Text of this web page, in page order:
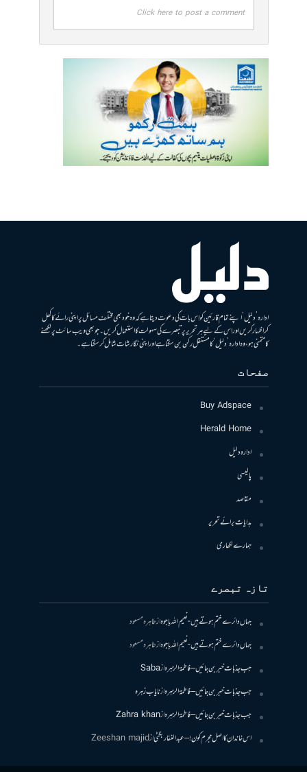
Click here to post a comment
ادارہ ’دلیل‘ اپنے تمام قارئین کو اس بات کی دعوت دیتا ہے کہ وہ خود بھی مختلف مسائل پر اپنی رائے کا کھل
کر اظہار کریں اور اس کے لیے ہر تحریر پر تبصرے کی سہولت کا استعمال کریں۔ جو بھی ویب سائٹ پر لکھنے
کا متمنی ہو، وہ ادارہ ’دلیل‘ کا مستقل رکن بن سکتا ہے اور اپنی نگارشات شامل کرسکتا ہے۔
صفحات
Buy Adspace
Herald Home
ادارہ دلیل
پالیسی
مقاصد
ہدایات برائے تحریر
ہمارے لکھاری
تازہ تبصرے
جہاں دائرے ختم ہوتے ہیں- نعیم اللہ باجوہازطاہرہ مسعود
جہاں دائرے ختم ہوتے ہیں- نعیم اللہ باجوہازطاہرہ مسعود
جب جذبات خبر بن جائیں – فاطمۃالزہرہازSaba
جب جذبات خبر بن جائیں – فاطمۃالزہرہازنایاب زہرہ
جب جذبات خبر بن جائیں – فاطمۃالزہرہازZahra khan
اس خاندان کا اصل مجرم کون! – عبدالغفار بگٹیازZeeshan majid